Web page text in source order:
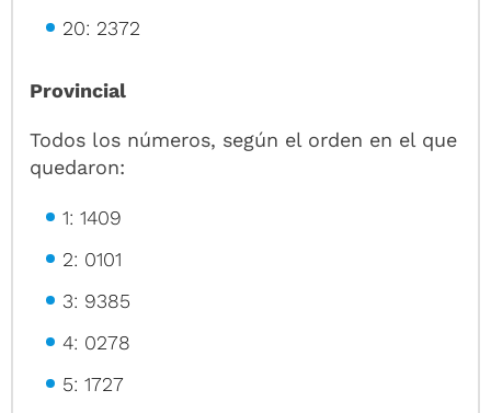
20: 2372
Provincial
Todos los números, según el orden en el que
quedaron:
1: 1409
2: 0101
3: 9385
4: 0278
5: 1727